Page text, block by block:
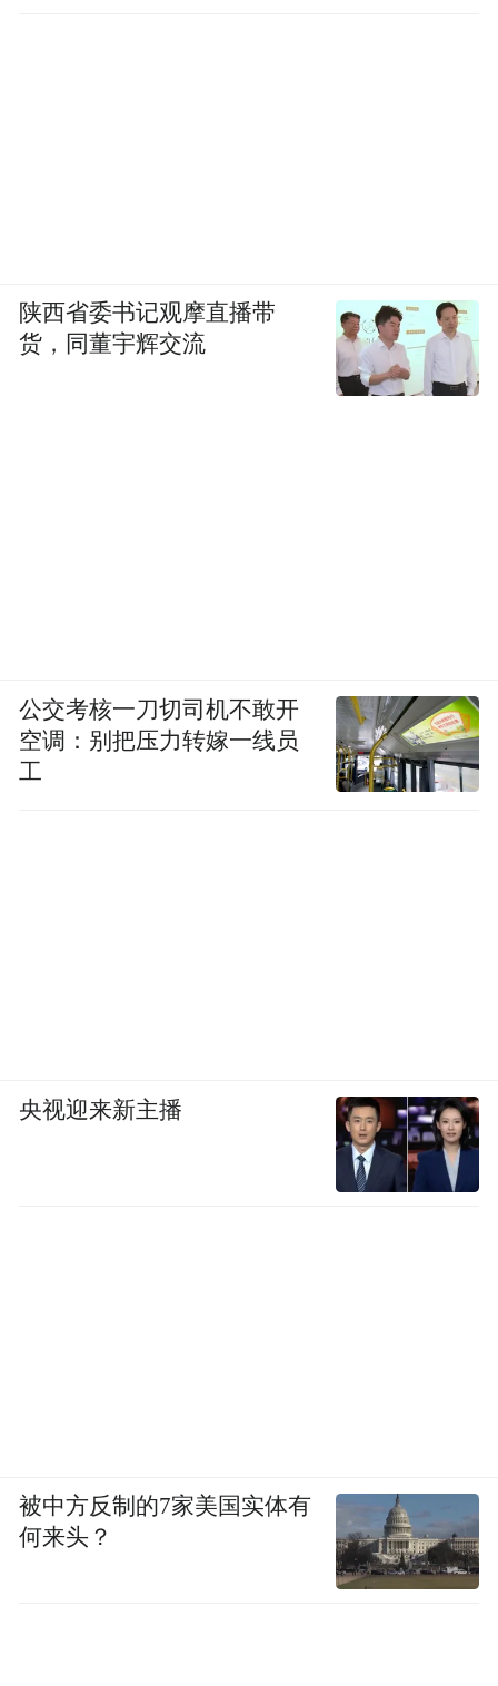
陕西省委书记观摩直播带
货，同董宇辉交流
公交考核一刀切司机不敢开
空调：别把压力转嫁一线员
工
央视迎来新主播
被中方反制的7家美国实体有
何来头？